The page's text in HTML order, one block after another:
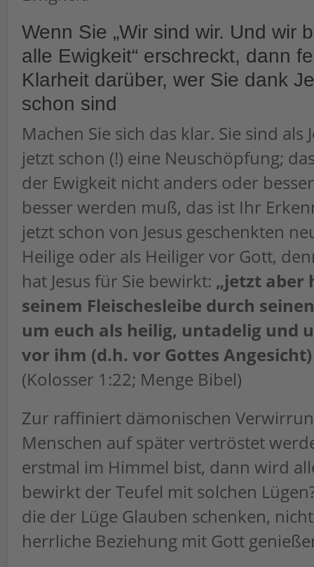
Wenn Sie „Wir sind wir. Und wir
alle Ewigkeit“ erschreckt, dann
Klarheit darüber, wer Sie dank
schon sind
Machen Sie sich das klar. Sie sind als
jetzt schon (!) eine Neuschöpfung;
der Ewigkeit nicht anders oder
besser werden muß, das ist Ihr
jetzt schon von Jesus geschenkten
Heilige oder als Heiliger vor Gott,
hat Jesus für Sie bewirkt: „jetzt aber
seinem Fleischesleibe durch
um euch als heilig, untadelig und
vor ihm (d.h. vor Gottes
(Kolosser 1:22; Menge Bibel)
Zur raffiniert dämonischen
Menschen auf später vertröstet
erstmal im Himmel bist, dann wird
bewirkt der Teufel mit solchen
die der Lüge Glauben schenken,
herrliche Beziehung mit Gott